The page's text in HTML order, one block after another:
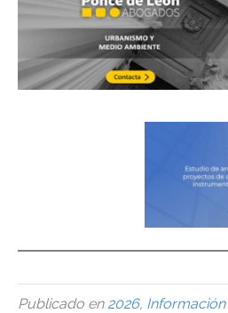
Publicado en2026,